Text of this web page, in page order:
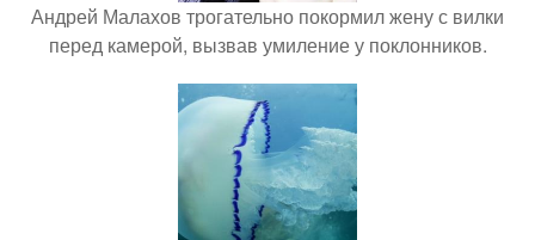
Андрей Малахов трогательно покормил жену с вилки
перед камерой, вызвав умиление у поклонников.